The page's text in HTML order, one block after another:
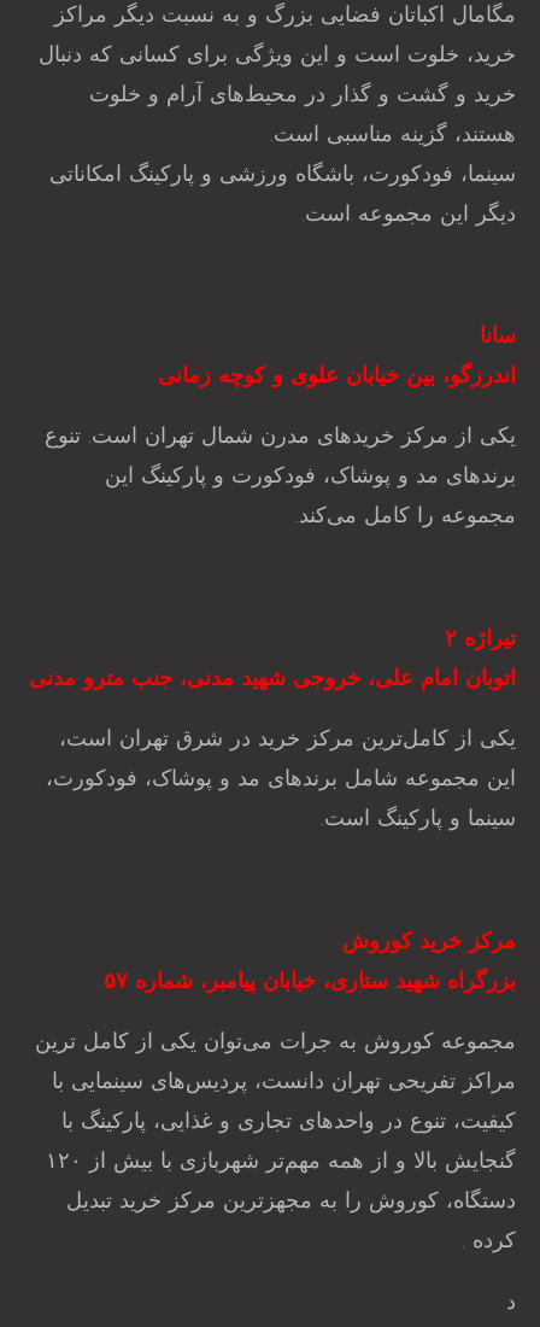
مگامال اکباتان فضایی بزرگ و به نسبت دیگر مراکز
خرید، خلوت است و این ویژگی برای کسانی که دنبال
خرید و گشت و گذار در محیط‌های آرام و خلوت
هستند، گزینه مناسبی است.
سینما، فودکورت، باشگاه ورزشی و پارکینگ امکاناتی
دیگر این مجموعه است.
سانا
اندرزگو، بین خیابان علوی و کوچه زمانی
یکی از مرکز خریدهای مدرن شمال تهران است. تنوع
برندهای مد و پوشاک، فودکورت و پارکینگ این
مجموعه را کامل می‌کند.
تیراژه ۲
اتوبان امام علی، خروجی شهید مدنی، جنب مترو مدنی
یکی از کامل‌ترین مرکز خرید در شرق تهران است،
این مجموعه شامل برندهای مد و پوشاک، فودکورت،
سینما و پارکینگ است.
مرکز خرید کوروش
بزرگراه شهید ستاری، خیابان پیامبر، شماره ۵۷
مجموعه کوروش به جرات می‌توان یکی از کامل ترین
مراکز تفریحی تهران دانست، پردیس‌های سینمایی با
کیفیت، تنوع در واحدهای تجاری و غذایی، پارکینگ با
گنجایش بالا و از همه مهم‌تر شهربازی با بیش از ۱۲۰
دستگاه، کوروش را به مجهزترین مرکز خرید تبدیل
کرده .
د